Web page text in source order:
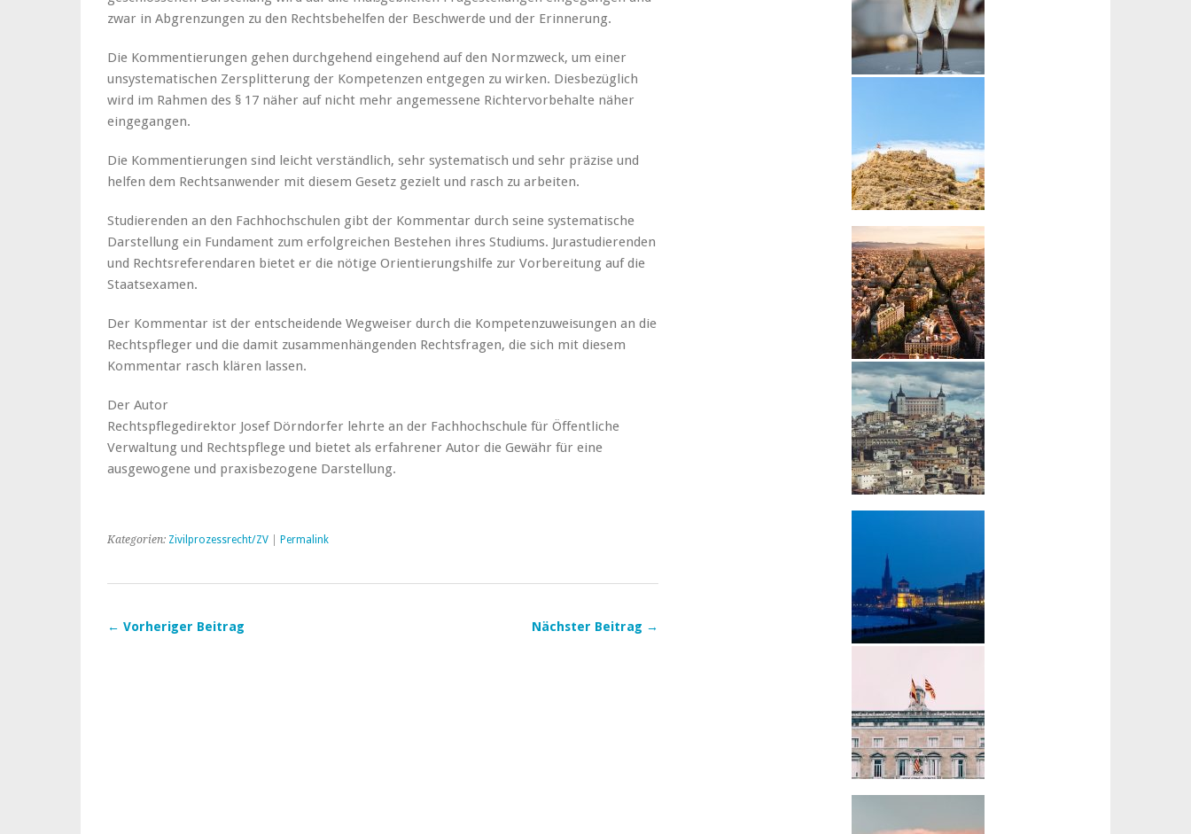
zwar in Abgrenzungen zu den Rechtsbehelfen der Beschwerde und der Erinnerung.
Die Kommentierungen gehen durchgehend eingehend auf den Normzweck, um einer
unsystematischen Zersplitterung der Kompetenzen entgegen zu wirken. Diesbezüglich
wird im Rahmen des § 17 näher auf nicht mehr angemessene Richtervorbehalte näher
eingegangen.
Die Kommentierungen sind leicht verständlich, sehr systematisch und sehr präzise und
helfen dem Rechtsanwender mit diesem Gesetz gezielt und rasch zu arbeiten.
Studierenden an den Fachhochschulen gibt der Kommentar durch seine systematische
Darstellung ein Fundament zum erfolgreichen Bestehen ihres Studiums. Jurastudierenden
und Rechtsreferendaren bietet er die nötige Orientierungshilfe zur Vorbereitung auf die
Staatsexamen.
Der Kommentar ist der entscheidende Wegweiser durch die Kompetenzuweisungen an die
Rechtspfleger und die damit zusammenhängenden Rechtsfragen, die sich mit diesem
Kommentar rasch klären lassen.
Der Autor
Rechtspflegedirektor Josef Dörndorfer lehrte an der Fachhochschule für Öffentliche
Verwaltung und Rechtspflege und bietet als erfahrener Autor die Gewähr für eine
ausgewogene und praxisbezogene Darstellung.
Kategorien: Zivilprozessrecht/ZV Permalink
← Vorheriger Beitrag Nächster Beitrag →